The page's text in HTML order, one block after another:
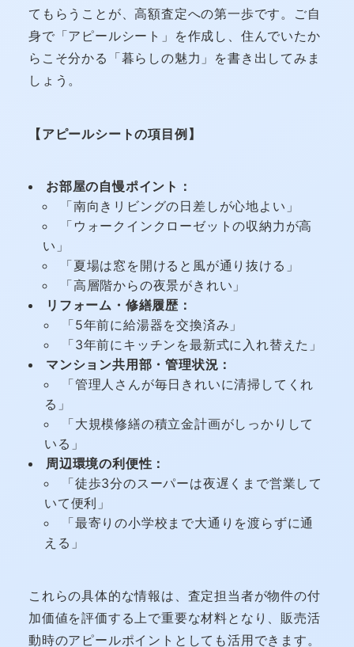
てもらうことが、高額査定への第一歩です。ご自
身で「アピールシート」を作成し、住んでいたか
らこそ分かる「暮らしの魅力」を書き出してみま
しょう。
【アピールシートの項目例】
お部屋の自慢ポイント：
「南向きリビングの日差しが心地よい」
「ウォークインクローゼットの収納力が高
い」
「夏場は窓を開けると風が通り抜ける」
「高層階からの夜景がきれい」
リフォーム・修繕履歴：
「5年前に給湯器を交換済み」
「3年前にキッチンを最新式に入れ替えた」
マンション共用部・管理状況：
「管理人さんが毎日きれいに清掃してくれ
る」
「大規模修繕の積立金計画がしっかりして
いる」
周辺環境の利便性：
「徒歩3分のスーパーは夜遅くまで営業して
いて便利」
「最寄りの小学校まで大通りを渡らずに通
える」
これらの具体的な情報は、査定担当者が物件の付
加価値を評価する上で重要な材料となり、販売活
動時のアピールポイントとしても活用できます。